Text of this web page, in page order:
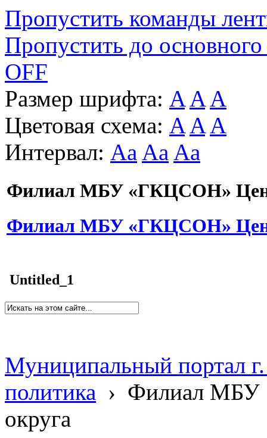
Пропустить команды
Пропустить до основного
OFF
Размер шрифта: A A A
Цветовая схема: A A A
Интервал: Aa Aa Aa
Филиал МБУ «ГКЦСОН»
Филиал МБУ «ГКЦСОН»
Untitled_1
Муниципальный портал
политика › Филиал МБУ
округа